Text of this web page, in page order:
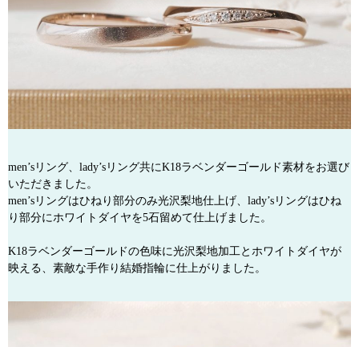
men’sリング、lady’sリング共にK18ラベンダーゴールド素材をお選び
いただきました。
men’sリングはひねり部分のみ光沢梨地仕上げ、lady’sリングはひね
り部分にホワイトダイヤを5石留めて仕上げました。
K18ラベンダーゴールドの色味に光沢梨地加工とホワイトダイヤが
映える、素敵な手作り結婚指輪に仕上がりました。